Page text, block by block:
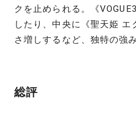
クを止められる。《
したり、中央に《聖天姫
さ増しするなど、独特の強
総評